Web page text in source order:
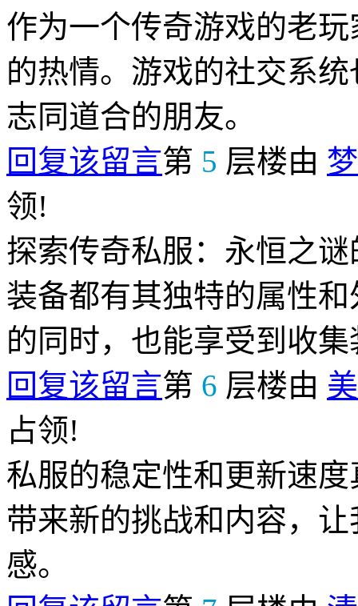
作为一个传奇游戏的老
的热情。游戏的社交系
志同道合的朋友。
回复该留言第 5 层楼由
领!
探索传奇私服：永恒之
装备都有其独特的属性
的同时，也能享受到收
回复该留言第 6 层楼由
占领!
私服的稳定性和更新速
带来新的挑战和内容，
感。